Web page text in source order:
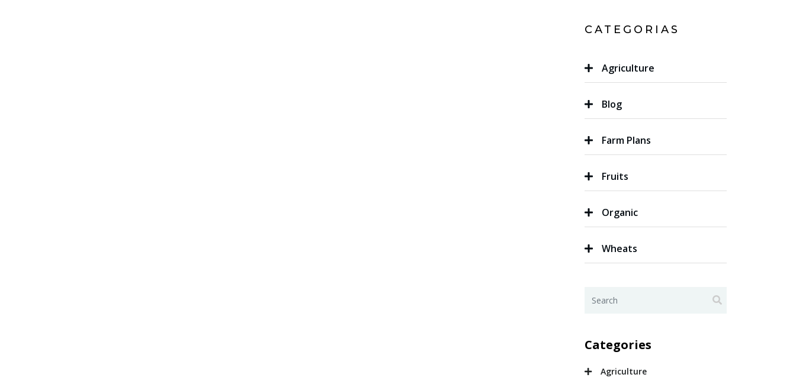
CATEGORIAS
Agriculture
Blog
Farm Plans
Fruits
Organic
Wheats
Categories
Agriculture